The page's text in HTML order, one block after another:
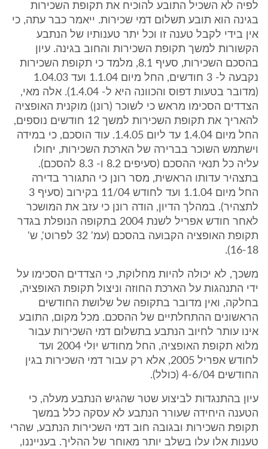
לפיה לא השכיל התובע להוכיח את תקופת השכירות
בגינה הוא תובע תשלום דמי שכירות. ייאמר כבר עתה, כי
אין בידי לקבל טענה זו וכל יתר טענותיו של הנתבע
הקשורות למשך תקופת השכירות והחוב בגינה. עיון
בהסכם השכירות, סעיף 8.1, מלמד כי תקופת השכירות
נקבעה ל- 3 חודשים, החל מיום 1.1.04 ועד 1.04.03
(מדובר בטעות דפוס והכוונה היא ל- 1.4.04). אלה מאי,
הצדדים הסכימו מראש כי לשוכר (רונן) מוקנית האופציה
להאריך את תקופת השכירות למשך 12 חודשים נוספים,
החל מיום 1.4.04 עד ליום 1.4.05. עוד הוסכם, כי במידה
וישתמש השוכר בברירה של הארכת השכירות, יחולו
עליה כל תנאי ההסכם (סעיפים 8.2 ו- 8.3 להסכם).
בתצהיר עדותו הראשית, מסר רונן כי התגורר בדירה
החל מיום 1.1.04 ועד לחודש 11/04 בקירוב (סעיף 3
לתצהיר). במהלך הדיון, הודה רונן כי עזב את המושכר
לאחר חודש אפריל לשנת 2004 בתקופה הנופלת בגדר
תקופת האופציה הקבועה בהסכם (עמ' 32 לפרוט', ש'
16-18).
משכך, לא יכולה להיות מחלוקת, כי הצדדים הסכימו על
ידי התנהגות על הארכת החוזה וניצול תקופת האופציה,
בחלקה, ואין מדובר בתקופה של שלושת החודשים
הראשונים ההתחלתיים של ההסכם. מכל מקום, התובע
אינו עותר לחיוב הנתבע בתשלום דמי השכירות עבור
מלוא תקופת האופציה, החל מחודש יולי 2004 ועד
לחודש אפריל 2005, אלא רק עבור דמי השכירות בגין
החודשים 4-6/04 (כולל).
עיון בהתנגדות לביצוע שטר שהגיש הנתבע מעלה, כי
הטענה היחידה שעורר הנתבע לא עסקה כלל במשך
תקופת השכירות ובגובה חוב דמי השכירות הנתבע, שהרי
טענות אלו עלו בשלב יותר מאוחר של ההליך. בענייננו,